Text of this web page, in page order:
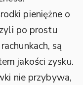
pieniężne o
po prostu
są
jakości zysku.
nie przybywa,